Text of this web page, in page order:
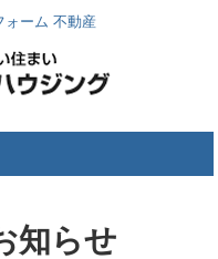
ォーム 不動産
知らせ